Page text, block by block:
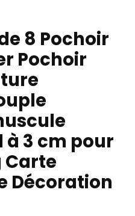
8 Pochoir
Pochoir
à 3 cm pour
Carte
Décoration